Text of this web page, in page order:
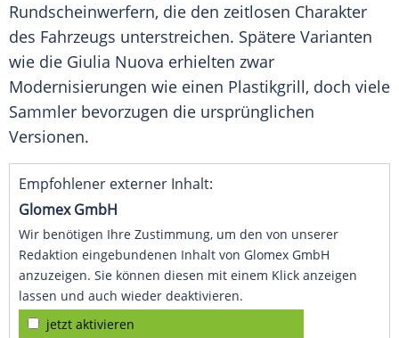
Rundscheinwerfern, die den zeitlosen Charakter
des Fahrzeugs unterstreichen. Spätere Varianten
wie die Giulia Nuova erhielten zwar
Modernisierungen wie einen Plastikgrill, doch viele
Sammler bevorzugen die ursprünglichen
Versionen.
Empfohlener externer Inhalt:
Glomex GmbH
Wir benötigen Ihre Zustimmung, um den von unserer
Redaktion eingebundenen Inhalt von Glomex GmbH
anzuzeigen. Sie können diesen mit einem Klick anzeigen
lassen und auch wieder deaktivieren.
jetzt aktivieren